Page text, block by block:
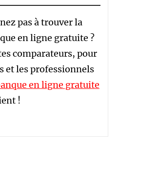
pas à trouver la
en ligne gratuite ?
comparateurs, pour
et les professionnels
en ligne gratuite
!